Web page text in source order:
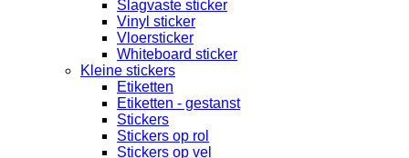
Slagvaste sticker
Vinyl sticker
Vloersticker
Whiteboard sticker
Kleine stickers
Etiketten
Etiketten - gestanst
Stickers
Stickers op rol
Stickers op vel